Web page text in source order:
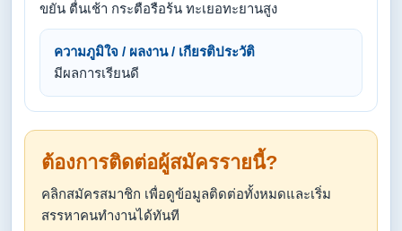
ขยัน ตื่นเช้า กระตือรือร้น ทะเยอทะยานสูง
ความภูมิใจ / ผลงาน / เกียรติประวัติ
มีผลการเรียนดี
ต้องการติดต่อผู้สมัครรายนี้?
คลิกสมัครสมาชิก เพื่อดูข้อมูลติดต่อทั้งหมดและเริ่ม
สรรหาคนทำงานได้ทันที